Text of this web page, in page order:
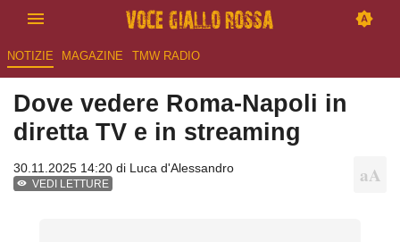
NOTIZIE MAGAZINE TMW RADIO
Dove vedere Roma-Napoli in
diretta TV e in streaming
30.11.2025 14:20 di Luca d'Alessandro
VEDI LETTURE